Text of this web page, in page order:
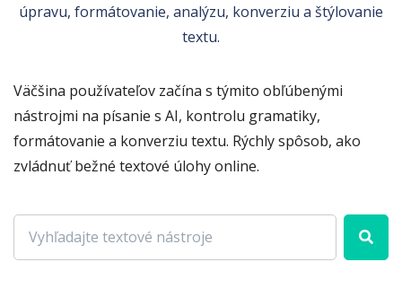
úpravu, formátovanie, analýzu, konverziu a štýlovanie
textu.
Väčšina používateľov začína s týmito obľúbenými
nástrojmi na písanie s AI, kontrolu gramatiky,
formátovanie a konverziu textu. Rýchly spôsob, ako
zvládnuť bežné textové úlohy online.